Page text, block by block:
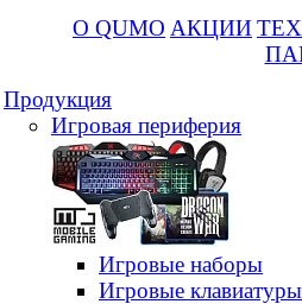
О QUMO АКЦИИ
Продукция
Игровая периферия
Игровые наборы
Игровые клавиатуры